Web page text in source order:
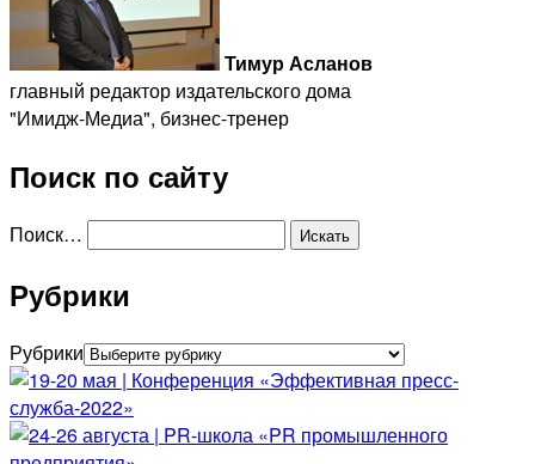
Тимур Асланов
главный редактор издательского дома
"Имидж-Медиа", бизнес-тренер
Поиск по сайту
Поиск…
Рубрики
Рубрики